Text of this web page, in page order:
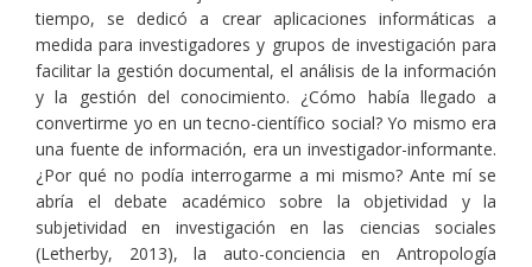
tiempo, se dedicó a crear aplicaciones informáticas a
medida para investigadores y grupos de investigación para
facilitar la gestión documental, el análisis de la información
y la gestión del conocimiento. ¿Cómo había llegado a
convertirme yo en un tecno-científico social? Yo mismo era
una fuente de información, era un investigador-informante.
¿Por qué no podía interrogarme a mi mismo? Ante mí se
abría el debate académico sobre la objetividad y la
subjetividad en investigación en las ciencias sociales
(Letherby, 2013), la auto-conciencia en Antropología